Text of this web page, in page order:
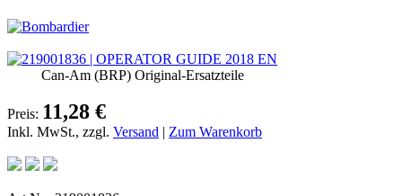
Can-Am (BRP) Original-Ersatzteile
Preis: 11,28 €
Inkl. MwSt., zzgl. Versand | Zum Warenkorb